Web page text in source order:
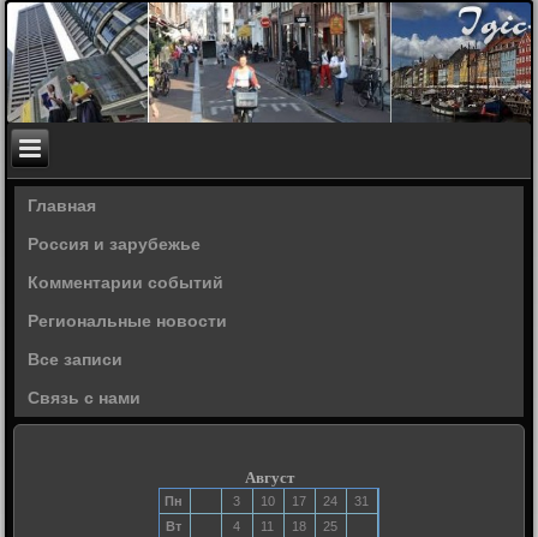
Главная
Россия и зарубежье
Комментарии событий
Региональные новости
Все записи
Связь с нами
Август
Пн 3 10 17 24
31
Вт
4 11 18
25